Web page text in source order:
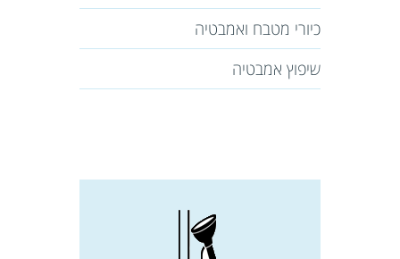
כיורי מטבח ואמבטיה
שיפוץ אמבטיה